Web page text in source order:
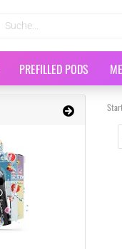
PREFILLED PODS